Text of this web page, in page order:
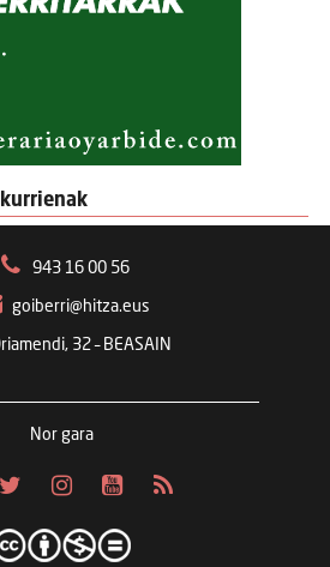
943 16 00 56
goiberri@hitza.eus
32 – BEASAIN
Nor gara